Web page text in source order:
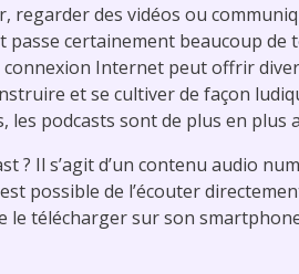
regarder des vidéos ou
passe certainement beaucoup de
Internet peut offrir
et se cultiver de façon
les podcasts sont de plus en plus
? Il s’agit d’un contenu audio
possible de l’écouter
le télécharger sur son